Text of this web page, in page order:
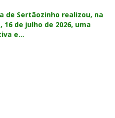
de Sertãozinho realizou, na
de julho de 2026, uma
e...